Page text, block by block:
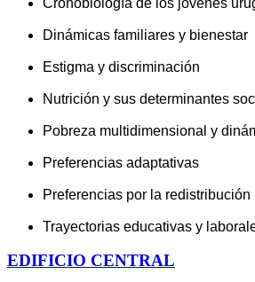
Dinámicas familiares y bienestar
Estigma y discriminación
Nutrición y sus determinantes
Pobreza multidimensional y
Preferencias adaptativas
Preferencias por la redistribución
Trayectorias educativas y
EDIFICIO CENTRAL